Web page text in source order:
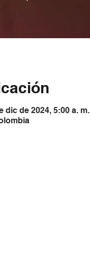
dic de 2024, 5:00 a. m.